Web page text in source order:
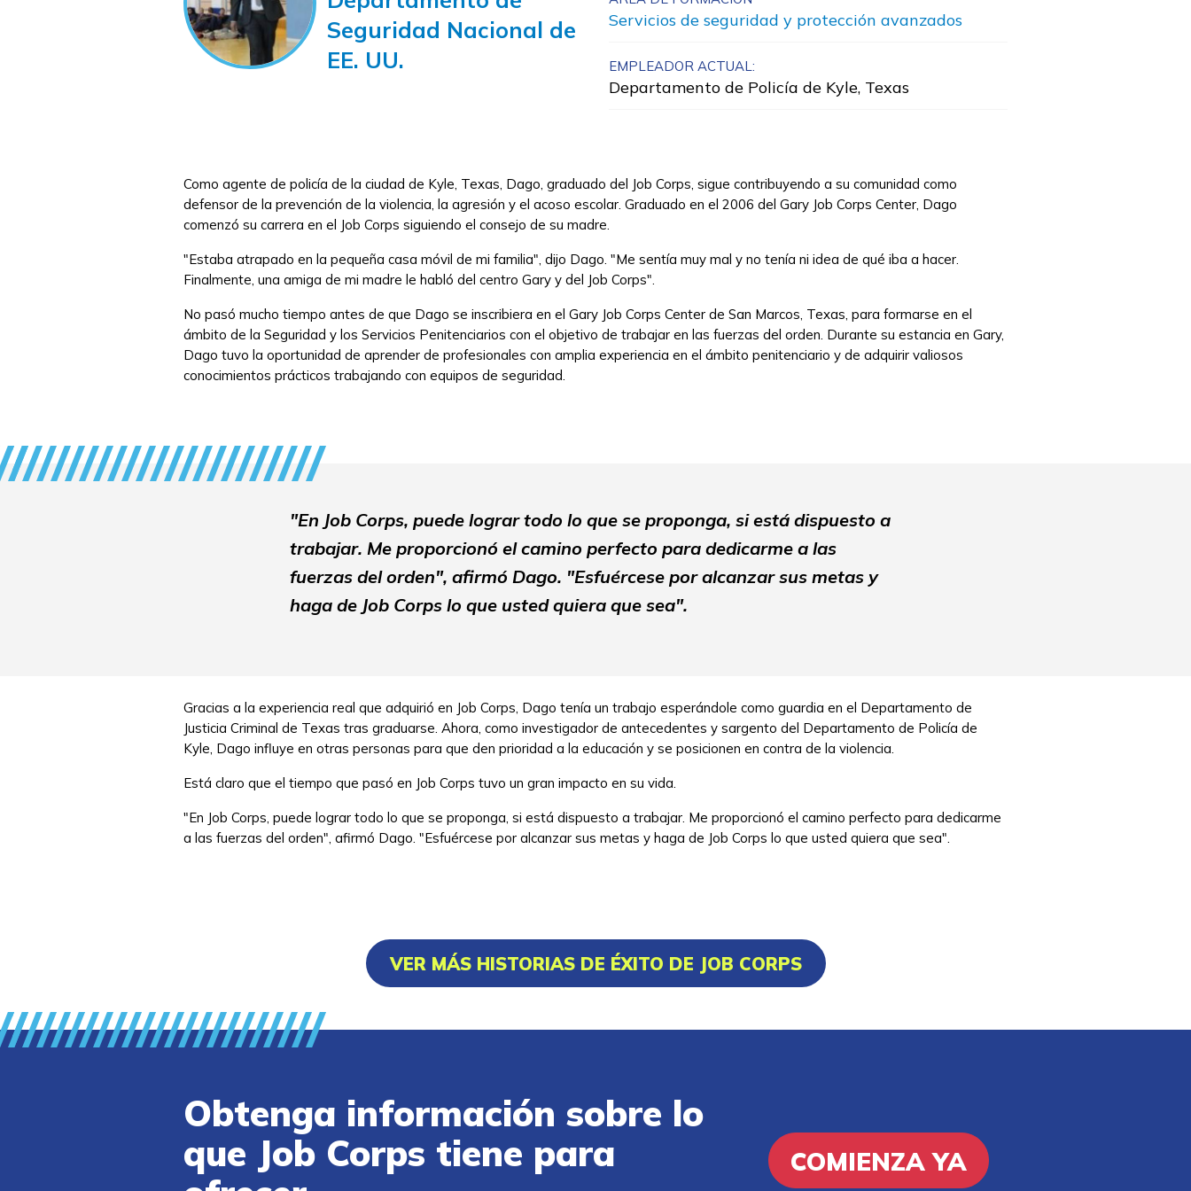
Seguridad Nacional de
EE. UU.
Servicios de seguridad y protección avanzados
EMPLEADOR ACTUAL:
Departamento de Policía de Kyle, Texas
Como agente de policía de la ciudad de Kyle, Texas, Dago, graduado del Job Corps, sigue contribuyendo a su comunidad como
defensor de la prevención de la violencia, la agresión y el acoso escolar. Graduado en el 2006 del Gary Job Corps Center, Dago
comenzó su carrera en el Job Corps siguiendo el consejo de su madre.
"Estaba atrapado en la pequeña casa móvil de mi familia", dijo Dago. "Me sentía muy mal y no tenía ni idea de qué iba a hacer.
Finalmente, una amiga de mi madre le habló del centro Gary y del Job Corps".
No pasó mucho tiempo antes de que Dago se inscribiera en el Gary Job Corps Center de San Marcos, Texas, para formarse en el
ámbito de la Seguridad y los Servicios Penitenciarios con el objetivo de trabajar en las fuerzas del orden. Durante su estancia en Gary,
Dago tuvo la oportunidad de aprender de profesionales con amplia experiencia en el ámbito penitenciario y de adquirir valiosos
conocimientos prácticos trabajando con equipos de seguridad.
"En Job Corps, puede lograr todo lo que se proponga, si está dispuesto a
trabajar. Me proporcionó el camino perfecto para dedicarme a las
fuerzas del orden", afirmó Dago. "Esfuércese por alcanzar sus metas y
haga de Job Corps lo que usted quiera que sea".
Gracias a la experiencia real que adquirió en Job Corps, Dago tenía un trabajo esperándole como guardia en el Departamento de
Justicia Criminal de Texas tras graduarse. Ahora, como investigador de antecedentes y sargento del Departamento de Policía de
Kyle, Dago influye en otras personas para que den prioridad a la educación y se posicionen en contra de la violencia.
Está claro que el tiempo que pasó en Job Corps tuvo un gran impacto en su vida.
"En Job Corps, puede lograr todo lo que se proponga, si está dispuesto a trabajar. Me proporcionó el camino perfecto para dedicarme
a las fuerzas del orden", afirmó Dago. "Esfuércese por alcanzar sus metas y haga de Job Corps lo que usted quiera que sea".
VER MÁS HISTORIAS DE ÉXITO DE JOB CORPS
Obtenga información sobre lo
que Job Corps tiene para
COMIENZA YA